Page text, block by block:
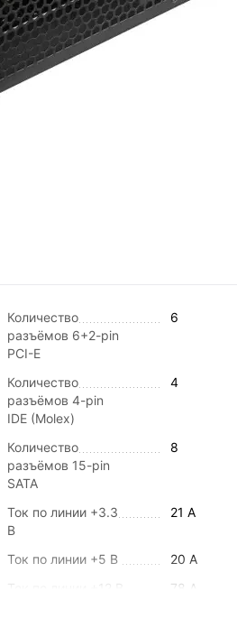
Количество
разъёмов 6+2-pin
PCI-E
6
Количество
разъёмов 4-pin
IDE (Molex)
4
Количество
разъёмов 15-pin
SATA
8
Ток по линии +3.3
В
21 A
Ток по линии +5 В
20 A
78 A